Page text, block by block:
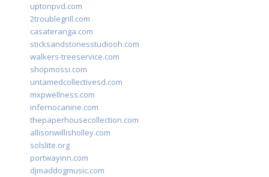
uptonpvd.com
2troublegrill.com
casateranga.com
sticksandstonesstudiooh.com
walkers-treeservice.com
shopmossi.com
untamedcollectivesd.com
mxpwellness.com
infernocanine.com
thepaperhousecollection.com
allisonwillisholley.com
solslite.org
portwayinn.com
djmaddogmusic.com